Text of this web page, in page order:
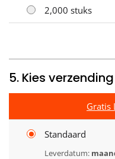
2,000 stuks
5. Kies verzending
Gratis
Standaard
Leverdatum: